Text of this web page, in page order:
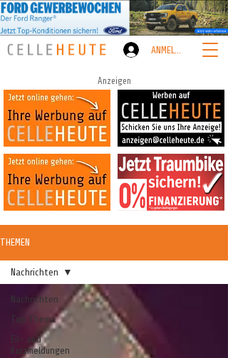
ANMELDEN
Anzeigen
THEMEN
Nachrichten
Top Thema
Eil- und
Kurzmeldungen
Nachrichten